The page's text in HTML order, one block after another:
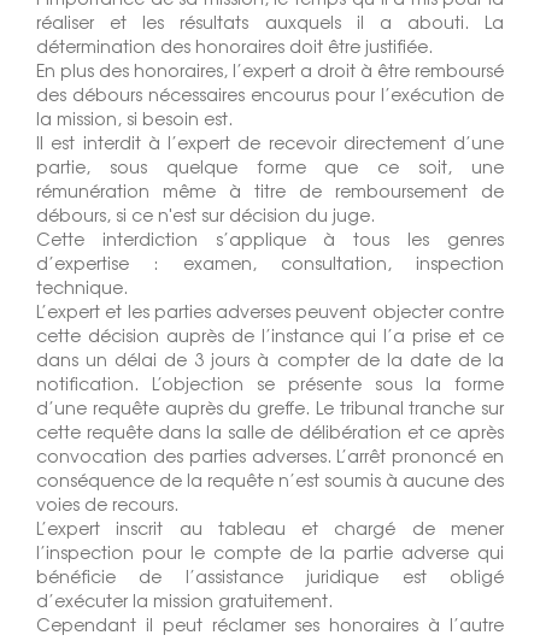
réaliser et les résultats auxquels il a abouti. La
détermination des honoraires doit être justifiée.
En plus des honoraires, l’expert a droit à être remboursé
des débours nécessaires encourus pour l’exécution de
la mission, si besoin est.
Il est interdit à l’expert de recevoir directement d’une
partie, sous quelque forme que ce soit, une
rémunération même à titre de remboursement de
débours, si ce n'est sur décision du juge.
Cette interdiction s’applique à tous les genres
d’expertise : examen, consultation, inspection
technique.
L’expert et les parties adverses peuvent objecter contre
cette décision auprès de l’instance qui l’a prise et ce
dans un délai de 3 jours à compter de la date de la
notification. L’objection se présente sous la forme
d’une requête auprès du greffe. Le tribunal tranche sur
cette requête dans la salle de délibération et ce après
convocation des parties adverses. L’arrêt prononcé en
conséquence de la requête n’est soumis à aucune des
voies de recours.
L’expert inscrit au tableau et chargé de mener
l’inspection pour le compte de la partie adverse qui
bénéficie de l’assistance juridique est obligé
d’exécuter la mission gratuitement.
Cependant il peut réclamer ses honoraires à l’autre